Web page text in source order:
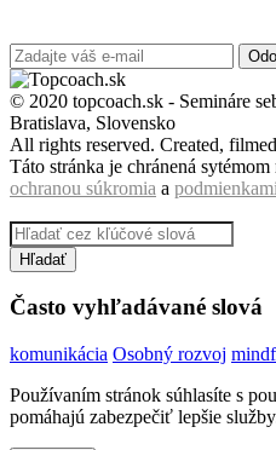
© 2020 topcoach.sk - Semináre
Bratislava, Slovensko
All rights reserved. Created,
Táto stránka je chránená
ochranou súkromia a
Hľadať
Často vyhľadávané slová
komunikácia Osobný rozvoj
Používaním stránok súhlasíte s
pomáhajú zabezpečiť lepšie